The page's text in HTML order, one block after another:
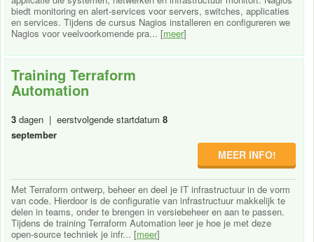
biedt monitoring en alert-services voor servers, switches, applicaties
en services. Tijdens de cursus Nagios installeren en configureren we
Nagios voor veelvoorkomende pra... [meer]
Training Terraform
Automation
3 dagen | eerstvolgende startdatum 8
september
MEER INFO!
Met Terraform ontwerp, beheer en deel je IT infrastructuur in de vorm
van code. Hierdoor is de configuratie van infrastructuur makkelijk te
delen in teams, onder te brengen in versiebeheer en aan te passen.
Tijdens de training Terraform Automation leer je hoe je met deze
open-source techniek je infr... [meer]